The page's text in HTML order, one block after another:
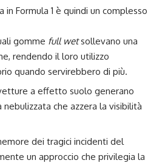
Formula 1 è quindi un complesso
gomme full wetsollevano una
rendendo il loro utilizzo
quando servirebbero di più.
a effetto suolo generano
nebulizzata che azzera la visibilità
dei tragici incidenti del
un approccio che privilegia la